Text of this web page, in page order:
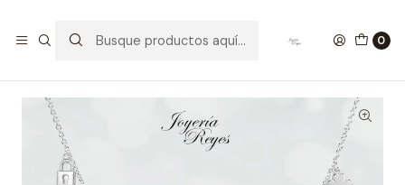
0
Cadena de Plata Rodinada Fabricación Italiana 925 modelo
8341FNSWSH1